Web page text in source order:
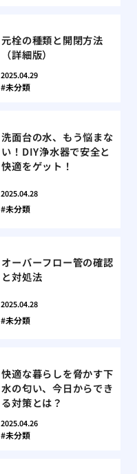
元栓の種類と開閉方法
（詳細版）
2025.04.29
未分類
洗面台の水、もう悩まな
い！DIY浄水器で安全と
快適をゲット！
2025.04.28
未分類
オーバーフロー管の確認
と対処法
2025.04.28
未分類
快適な暮らしを脅かす下
水の匂い、今日からでき
る対策とは？
2025.04.26
未分類